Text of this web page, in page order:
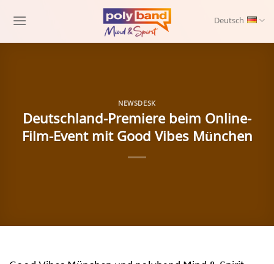
Deutsch
NEWSDESK
Deutschland-Premiere beim Online-
Film-Event mit Good Vibes München